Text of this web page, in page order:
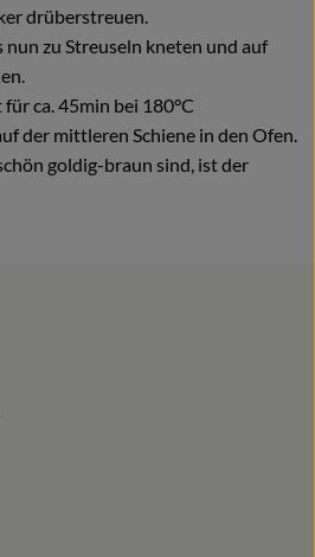
drüberstreuen.
nun zu Streuseln kneten und auf
ca. 45min bei 180°C
der mittleren Schiene in den Ofen.
goldig-braun sind, ist der